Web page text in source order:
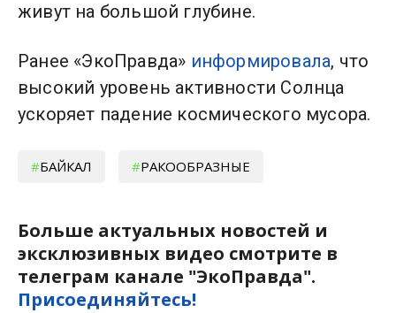
живут на большой глубине.
Ранее «ЭкоПравда» информировала, что
высокий уровень активности Солнца
ускоряет падение космического мусора.
БАЙКАЛ РАКООБРАЗНЫЕ
Больше актуальных новостей и
эксклюзивных видео смотрите в
телеграм канале "ЭкоПравда".
Присоединяйтесь!